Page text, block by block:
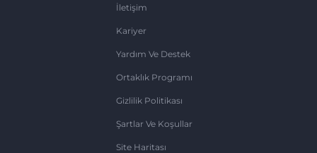
İletişim
Kariyer
Yardım Ve Destek
Ortaklık Programı
Gizlilik Politikası
Şartlar Ve Koşullar
Site Haritası